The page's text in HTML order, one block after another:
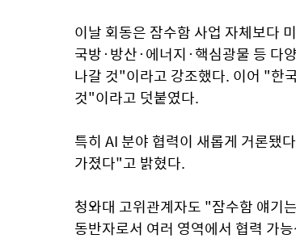
이날 회동은 잠수함 사업 자체보다
국방·방산·에너지·핵심광물 등 다
나갈 것"이라고 강조했다. 이어 "한
것"이라고 덧붙였다.
특히 AI 분야 협력이 새롭게 거론됐
가졌다"고 밝혔다.
청와대 고위관계자도 "잠수함 얘기
동반자로서 여러 영역에서 협력 가